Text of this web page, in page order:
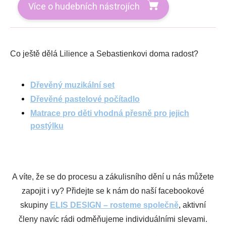
Více o hudebních nástrojích
Co ještě dělá Lilience a Sebastienkovi doma radost?
Dřevěný muzikální set
Dřevěné pastelové počítadlo
Matrace pro děti vhodná přesně pro jejich
postýlku
A víte, že se do procesu a zákulisního dění u nás můžete
zapojit i vy? Přidejte se k nám do naší facebookové
skupiny ELIS DESIGN – rosteme společně, aktivní
členy navíc rádi odměňujeme individuálními slevami.